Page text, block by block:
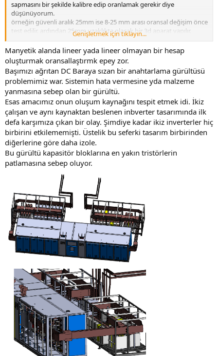
used.
www.magnet-physik.de
sapmasını bir şekilde kalibre edip oranlamak gerekir diye
düşünüyorum.
örneğin güvenli aralık 25mm ise 8-25 mm arası oransal değişim önce
test edilir. ardından 25mm uzaklıkta olacak bir 3d aparat yapılır.
gausmetre probu gene insan teması olmadan bir plastik vs. izolatör
çubuk ucuna bağlanarak kablo üzerine yerleştirilir. uzaktan
ekrandan okunur.
ya da gene kabloya geçmeli kilitlemeli bir aparat yapılır enerji
yokken aparat bağlanır.
evet çok zahmetli ama başka bir yolu da yok gibi.
Genişletmek için tıklayın...
Manyetik alanda lineer yada lineer olmayan bir hesap
oluşturmak oransallaştırmk epey zor.
Başımızı ağrıtan DC Baraya sızan bir anahtarlama gürültüsü
problemimiz war. Sistemin hata vermesine yda malzeme
yanmasına sebep olan bir gürültü.
Esas amacımız onun oluşum kaynağını tespit etmek idi. İkiz
çalışan ve aynı kaynaktan beslenen inbverter tasarımında ilk
defa karşımıza çıkan bir olay. Şimdiye kadar ikiz inverterler hiç
birbirini etkilememişti. Üstelik bu seferki tasarım birbirinden
diğerlerine göre daha izole.
Bu gürültü kapasitör bloklarına en yakın tristörlerin
patlamasına sebep oluyor.